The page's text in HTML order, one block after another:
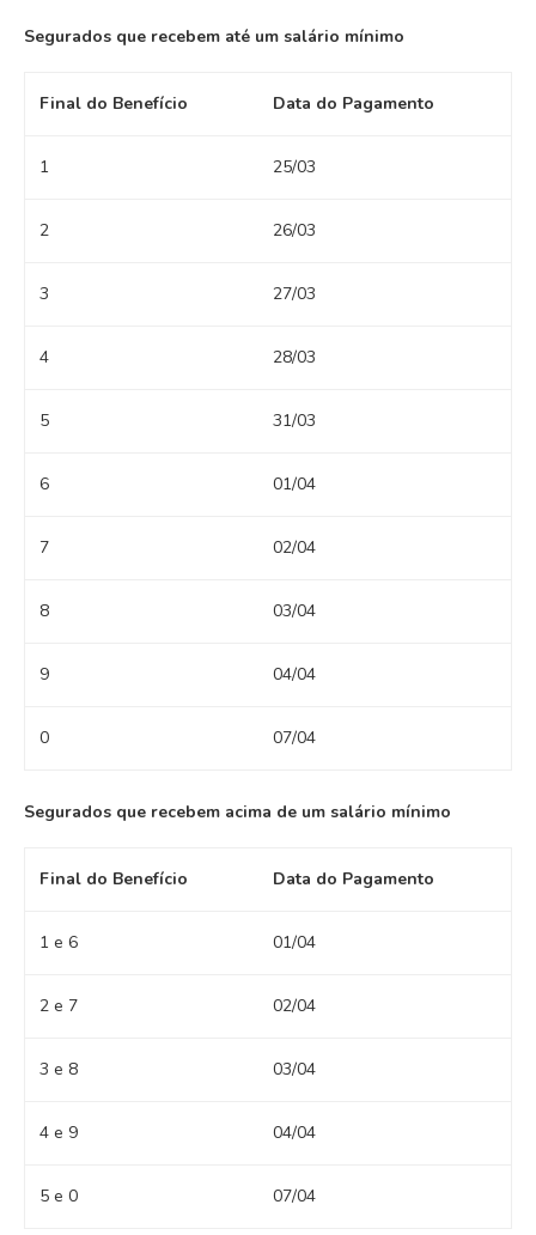
Segurados que recebem até um salário mínimo
Final do Benefício Data do Pagamento
1 25/03
2 26/03
3 27/03
4 28/03
5 31/03
6 01/04
7 02/04
8 03/04
9 04/04
0 07/04
Segurados que recebem acima de um salário mínimo
Final do Benefício Data do Pagamento
1 e 6 01/04
2 e 7 02/04
3 e 8 03/04
4 e 9 04/04
5 e 0 07/04